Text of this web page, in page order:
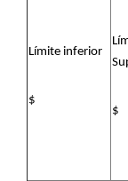
Límite inferior
$
$